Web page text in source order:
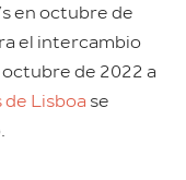
en octubre de
el intercambio
de 2022 a
Lisboa se